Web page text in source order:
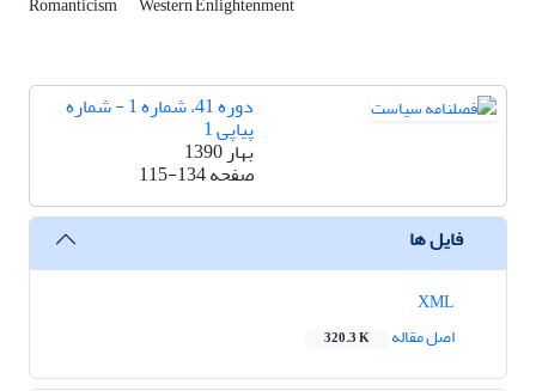
دوره 41، شماره 1 - شماره
پیاپی 1
بهار 1390
صفحه115-134
فایل ها
اصل مقاله
320.3 K